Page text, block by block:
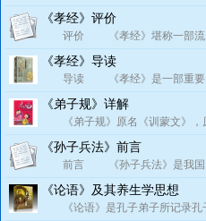
《孝经》评价
评价 《孝经》堪称一部流
《孝经》导读
导读 《孝经》是一部重要
《弟子规》详解
《弟子规》原名《训蒙文》，
《孙子兵法》前言
前言 《孙子兵法》是我国
《论语》及其养生学思想
《论语》是孔子弟子所记录孔